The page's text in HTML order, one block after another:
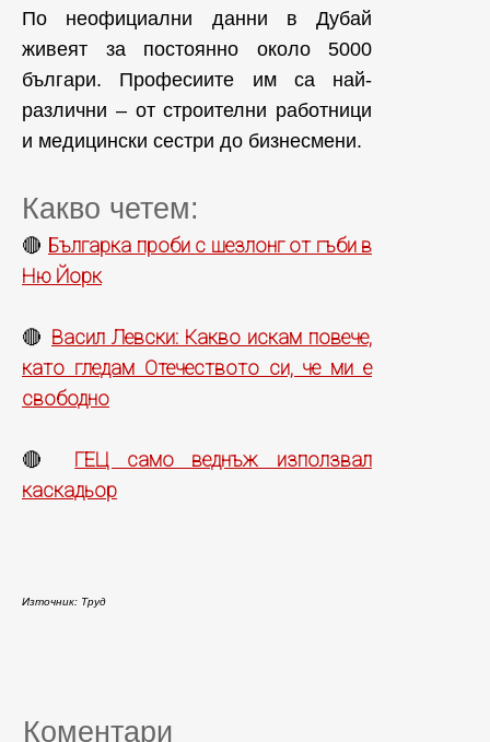
По неофициални данни в Дубай
живеят за постоянно около 5000
българи. Професиите им са най-
различни – от строителни работници
и медицински сестри до бизнесмени.
Какво четем:
🔴 Българка проби с шезлонг от гъби в
Ню Йорк
🔴 Васил Левски: Какво искам повече,
като гледам Отечеството си, че ми е
свободно
🔴 ГЕЦ само веднъж използвал
каскадьор
Източник: Труд
Коментари